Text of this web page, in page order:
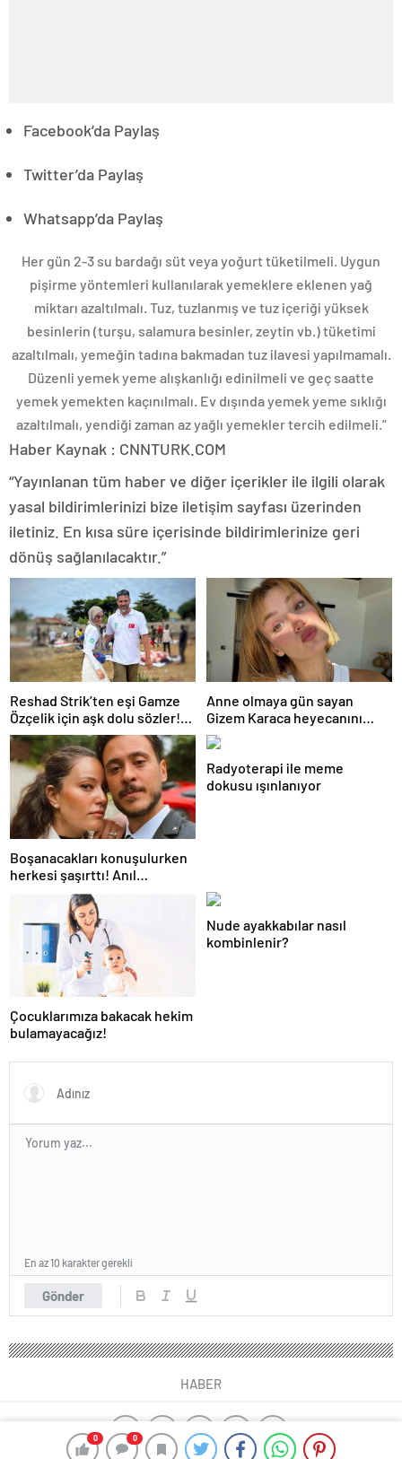
0 0
Facebook’da Paylaş
Twitter’da Paylaş
Whatsapp’da Paylaş
Her gün 2-3 su bardağı süt veya yoğurt tüketilmeli. Uygun
pişirme yöntemleri kullanılarak yemeklere eklenen yağ
miktarı azaltılmalı. Tuz, tuzlanmış ve tuz içeriği yüksek
besinlerin (turşu, salamura besinler, zeytin vb.) tüketimi
azaltılmalı, yemeğin tadına bakmadan tuz ilavesi yapılmamalı.
Düzenli yemek yeme alışkanlığı edinilmeli ve geç saatte
yemek yemekten kaçınılmalı. Ev dışında yemek yeme sıklığı
azaltılmalı, yendiği zaman az yağlı yemekler tercih edilmeli.”
Haber Kaynak : CNNTURK.COM
“Yayınlanan tüm haber ve diğer içerikler ile ilgili olarak
yasal bildirimlerinizi bize iletişim sayfası üzerinden
iletiniz. En kısa süre içerisinde bildirimlerinize geri
dönüş sağlanılacaktır.”
Reshad Strik’ten eşi Gamze
Özçelik için aşk dolu sözler!
“Benim cennetim…”
Anne olmaya gün sayan
Gizem Karaca heyecanını
paylaştı! “Senelerdir annelik
yapıyorum ama bu sene
farklı…”
Boşanacakları konuşulurken
herkesi şaşırttı! Anıl
Altan’dan Pelin Akil’e
duygusal Anneler Günü
mesajı
Radyoterapi ile meme
dokusu ışınlanıyor
Çocuklarımıza bakacak hekim
bulamayacağız!
Nude ayakkabılar nasıl
kombinlenir?
Gönder
En az 10 karakter gerekli
HABER